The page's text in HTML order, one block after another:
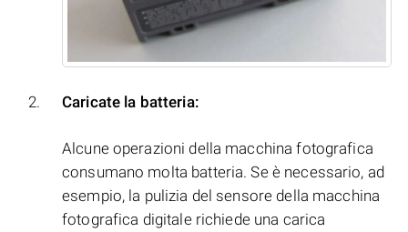
Caricate la batteria:
Alcune operazioni della macchina fotografica
consumano molta batteria. Se è necessario, ad
esempio, la pulizia del sensore della macchina
fotografica digitale richiede una carica